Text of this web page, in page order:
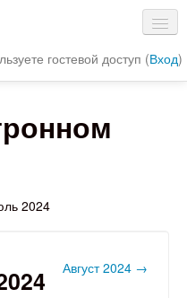
гостевой доступ (Вход)
2024
Август 2024 →